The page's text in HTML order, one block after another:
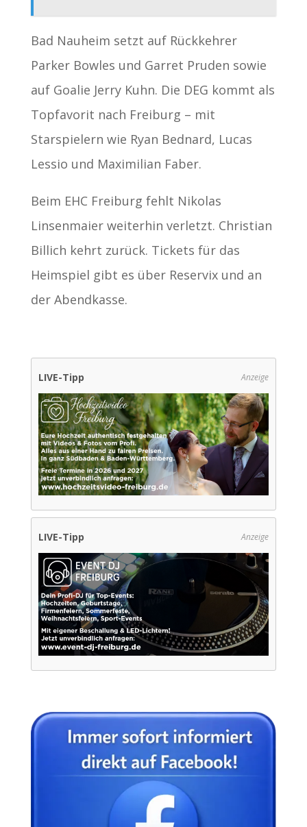
Bad Nauheim setzt auf Rückkehrer
Parker Bowles und Garret Pruden sowie
auf Goalie Jerry Kuhn. Die DEG kommt als
Topfavorit nach Freiburg – mit
Starspielern wie Ryan Bednard, Lucas
Lessio und Maximilian Faber.
Beim EHC Freiburg fehlt Nikolas
Linsenmaier weiterhin verletzt. Christian
Billich kehrt zurück. Tickets für das
Heimspiel gibt es über Reservix und an
der Abendkasse.
LIVE-Tipp Anzeige
LIVE-Tipp Anzeige